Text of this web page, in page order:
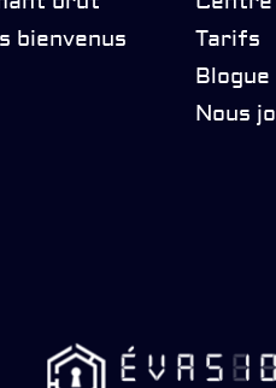
bienvenus
Tarifs
Blogue
Nous